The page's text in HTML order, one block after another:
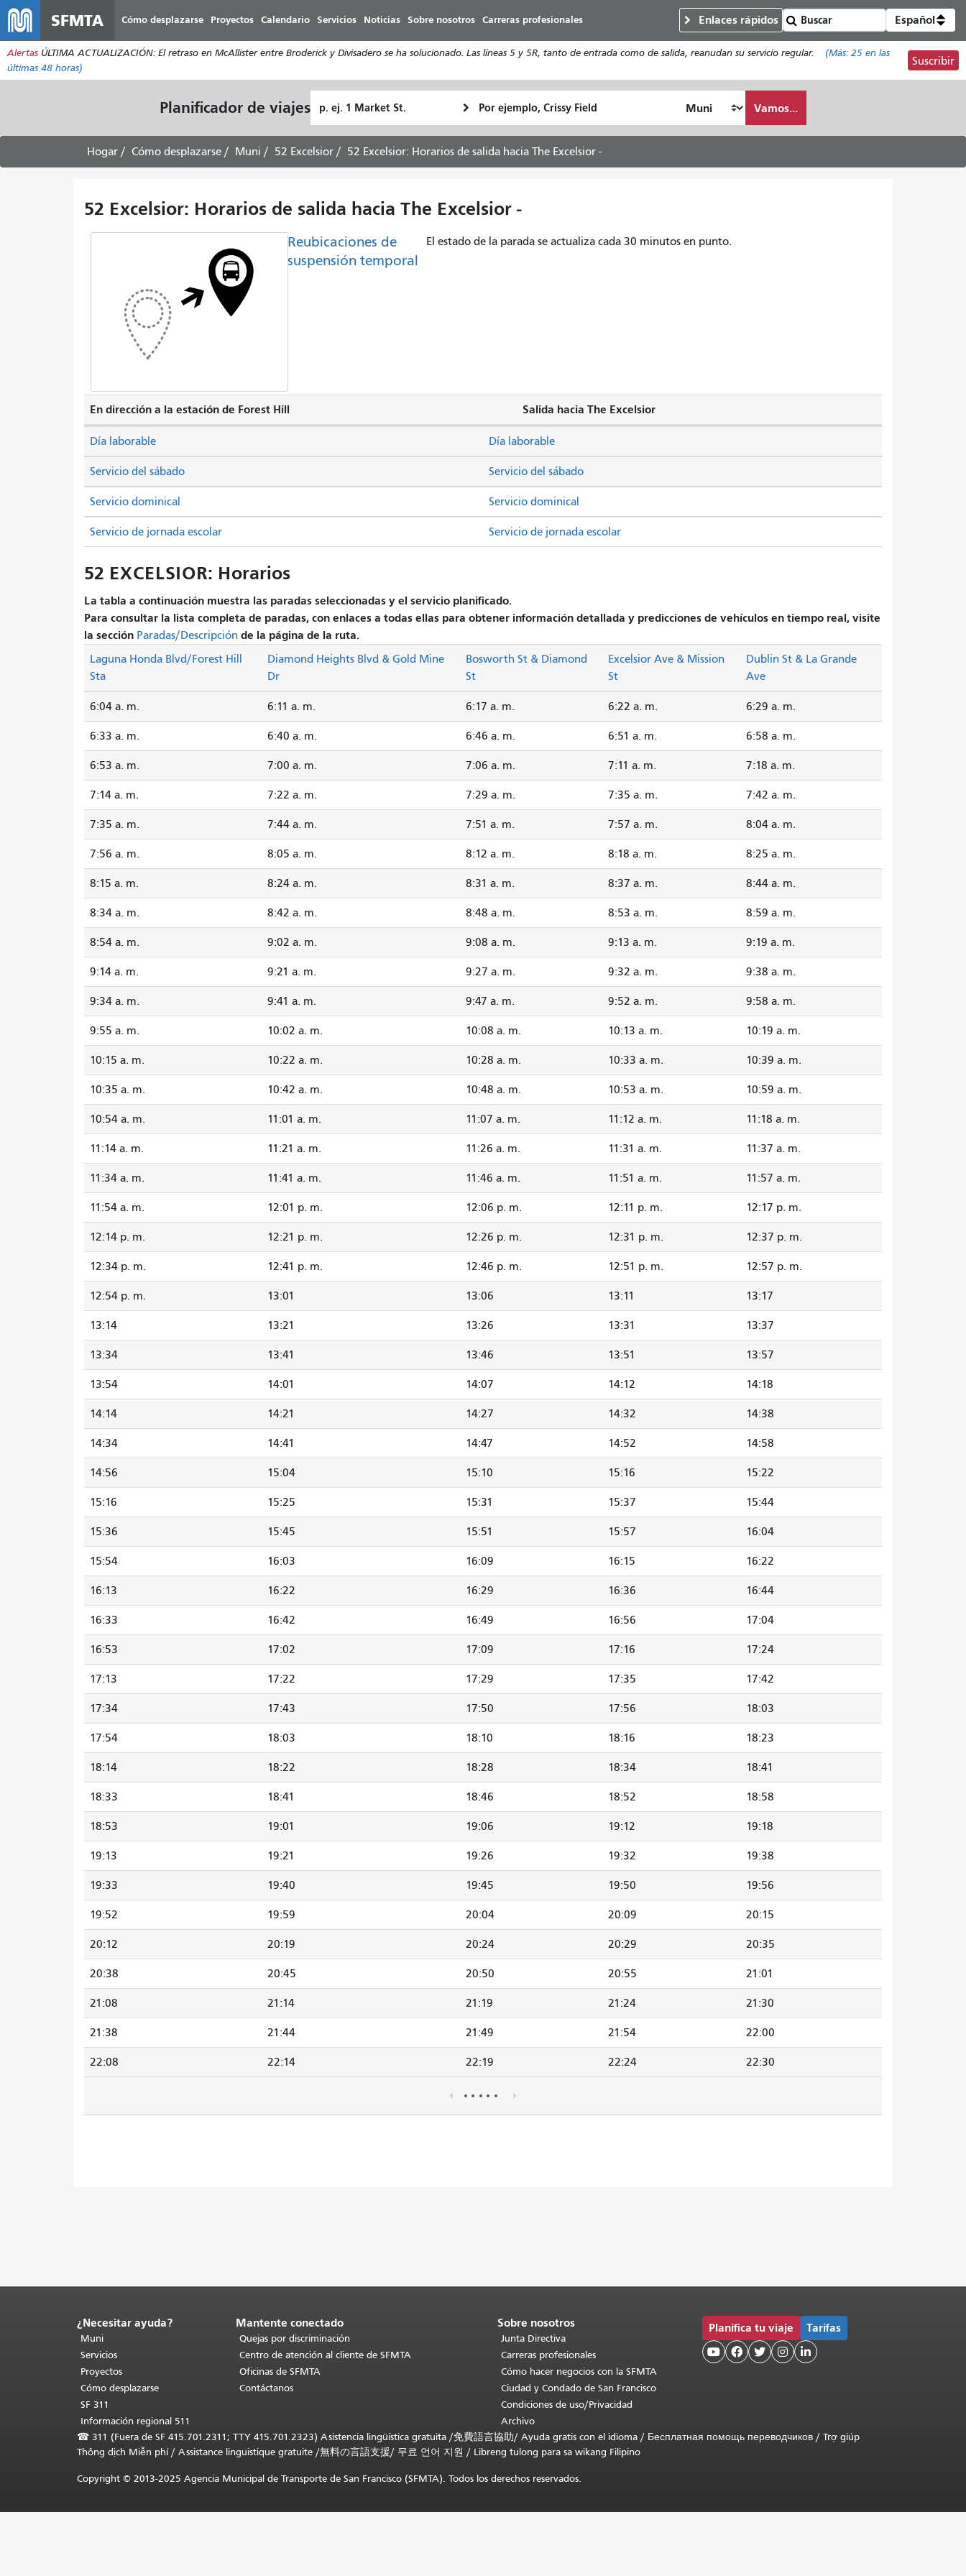
al
contenido
principal
SFMTA Cómo desplazarse Proyectos Calendario Servicios Noticias Sobre nosotros Carreras profesionales Enlaces rápidos Español
Alertas ÚLTIMA ACTUALIZACIÓN: El retraso en McAllister entre Broderick y Divisadero se ha solucionado. Las líneas 5 y 5R, tanto de entrada como de salida, reanudan su servicio regular. (Más: 25 en las
últimas 48 horas)
Suscribir
Planificador de viajes de
partida
Cómo
quiero
viajar
Vamos...
Hogar Cómo desplazarse Muni 52 Excelsior 52 Excelsior: Horarios de salida hacia The Excelsior -
52 Excelsior: Horarios de salida hacia The Excelsior -
Reubicaciones de
suspensión temporal
El estado de la parada se actualiza cada 30 minutos en punto.
En dirección a la estación de Forest Hill Salida hacia The Excelsior
Servicio del sábado Servicio del sábado
Servicio dominical Servicio dominical
Día laborable Día laborable
Servicio de jornada escolar Servicio de jornada escolar
52 EXCELSIOR: Horarios
La tabla a continuación muestra las paradas seleccionadas y el servicio planificado.
Para consultar la lista completa de paradas, con enlaces a todas ellas para obtener información detallada y predicciones de vehículos en tiempo real, visite
la sección Paradas/Descripción de la página de la ruta.
Laguna Honda Blvd/Forest Hill
Sta
Diamond Heights Blvd & Gold Mine
Dr
Bosworth St & Diamond
St
Excelsior Ave & Mission
St
Dublin St & La Grande
Ave
6:04 a. m. 6:11 a. m. 6:17 a. m. 6:22 a. m. 6:29 a. m.
6:33 a. m. 6:40 a. m. 6:46 a. m. 6:51 a. m. 6:58 a. m.
6:53 a. m. 7:00 a. m. 7:06 a. m. 7:11 a. m. 7:18 a. m.
7:14 a. m. 7:22 a. m. 7:29 a. m. 7:35 a. m. 7:42 a. m.
7:35 a. m. 7:44 a. m. 7:51 a. m. 7:57 a. m. 8:04 a. m.
7:56 a. m. 8:05 a. m. 8:12 a. m. 8:18 a. m. 8:25 a. m.
8:15 a. m. 8:24 a. m. 8:31 a. m. 8:37 a. m. 8:44 a. m.
8:34 a. m. 8:42 a. m. 8:48 a. m. 8:53 a. m. 8:59 a. m.
8:54 a. m. 9:02 a. m. 9:08 a. m. 9:13 a. m. 9:19 a. m.
9:14 a. m. 9:21 a. m. 9:27 a. m. 9:32 a. m. 9:38 a. m.
9:34 a. m. 9:41 a. m. 9:47 a. m. 9:52 a. m. 9:58 a. m.
9:55 a. m. 10:02 a. m. 10:08 a. m. 10:13 a. m. 10:19 a. m.
10:15 a. m. 10:22 a. m. 10:28 a. m. 10:33 a. m. 10:39 a. m.
10:35 a. m. 10:42 a. m. 10:48 a. m. 10:53 a. m. 10:59 a. m.
10:54 a. m. 11:01 a. m. 11:07 a. m. 11:12 a. m. 11:18 a. m.
11:14 a. m. 11:21 a. m. 11:26 a. m. 11:31 a. m. 11:37 a. m.
11:34 a. m. 11:41 a. m. 11:46 a. m. 11:51 a. m. 11:57 a. m.
11:54 a. m. 12:01 p. m. 12:06 p. m. 12:11 p. m. 12:17 p. m.
12:14 p. m. 12:21 p. m. 12:26 p. m. 12:31 p. m. 12:37 p. m.
12:34 p. m. 12:41 p. m. 12:46 p. m. 12:51 p. m. 12:57 p. m.
12:54 p. m. 13:01 13:06 13:11 13:17
13:14 13:21 13:26 13:31 13:37
13:34 13:41 13:46 13:51 13:57
13:54 14:01 14:07 14:12 14:18
14:14 14:21 14:27 14:32 14:38
14:34 14:41 14:47 14:52 14:58
14:56 15:04 15:10 15:16 15:22
15:16 15:25 15:31 15:37 15:44
15:36 15:45 15:51 15:57 16:04
15:54 16:03 16:09 16:15 16:22
16:13 16:22 16:29 16:36 16:44
16:33 16:42 16:49 16:56 17:04
16:53 17:02 17:09 17:16 17:24
17:13 17:22 17:29 17:35 17:42
17:34 17:43 17:50 17:56 18:03
17:54 18:03 18:10 18:16 18:23
18:14 18:22 18:28 18:34 18:41
18:33 18:41 18:46 18:52 18:58
18:53 19:01 19:06 19:12 19:18
19:13 19:21 19:26 19:32 19:38
19:33 19:40 19:45 19:50 19:56
19:52 19:59 20:04 20:09 20:15
20:12 20:19 20:24 20:29 20:35
20:38 20:45 20:50 20:55 21:01
21:08 21:14 21:19 21:24 21:30
21:38 21:44 21:49 21:54 22:00
22:08 22:14 22:19 22:24 22:30
Fin
del
contenido
de
la
página.
esta
página
se
¿Necesitar ayuda?
Muni
Servicios
Proyectos
Cómo desplazarse
SF 311
Información regional 511
Mantente conectado
Quejas por discriminación
Centro de atención al cliente de SFMTA
Oficinas de SFMTA
Contáctanos
Sobre nosotros
Junta Directiva
Carreras profesionales
Cómo hacer negocios con la SFMTA
Ciudad y Condado de San Francisco
Condiciones de uso/Privacidad
Archivo
Planifica tu viaje Tarifas
    
☎ 311 (Fuera de SF 415.701.2311; TTY 415.701.2323) Asistencia lingüística gratuita /免費語言協助/ Ayuda gratis con el idioma / Бесплатная помощь переводчиков / Trợ giúp
Thông dịch Miễn phí/ Assistance linguistique gratuite /無料の言語支援/ 무료 언어 지원 / Libreng tulong para sa wikang Filipino
Copyright © 2013-2025 Agencia Municipal de Transporte de San Francisco (SFMTA). Todos los derechos reservados.